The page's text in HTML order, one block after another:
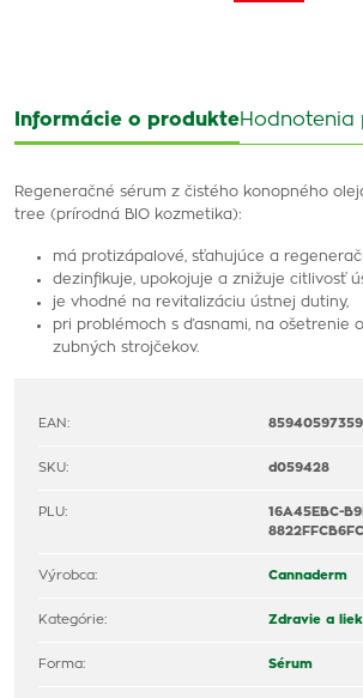
Informácie o produkteHodnotenia
Regeneračné sérum z čistého konopného
tree (prírodná BIO kozmetika):
má protizápalové, sťahujúce a
dezinfikuje, upokojuje a znižuje citlivosť
je vhodné na revitalizáciu ústnej dutiny,
pri problémoch s ďasnami, na ošetrenie
zubných strojčekov.
EAN:
SKU: d059428
PLU:
16A45EBC-
Výrobca: Cannaderm
Kategórie: Zdravie a
Forma: Sérum